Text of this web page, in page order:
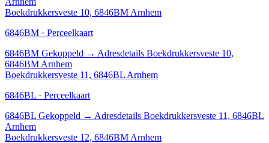
Boekdrukkersveste 10, 6846BM Arnhem
6846BM · Perceelkaart
6846BM Gekoppeld → Adresdetails Boekdrukkersveste 10,
6846BM Arnhem
Boekdrukkersveste 11, 6846BL Arnhem
6846BL · Perceelkaart
6846BL Gekoppeld → Adresdetails Boekdrukkersveste 11, 6846BL
Arnhem
Boekdrukkersveste 12, 6846BM Arnhem